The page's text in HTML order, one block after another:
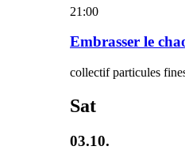
21:00
Embrasser le
collectif particules
Sat
03.10.